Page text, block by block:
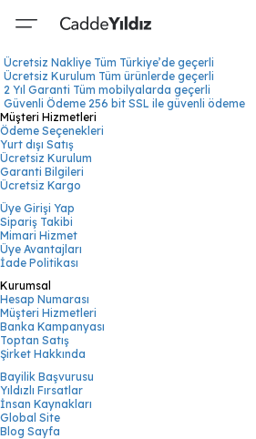
Ücretsiz Nakliye Tüm Türkiye’de geçerli
Ücretsiz Kurulum Tüm ürünlerde geçerli
2 Yıl Garanti Tüm mobilyalarda geçerli
Güvenli Ödeme 256 bit SSL ile güvenli ödeme
Müşteri Hizmetleri
Ödeme Seçenekleri
Yurt dışı Satış
Ücretsiz Kurulum
Garanti Bilgileri
Ücretsiz Kargo
Üye Girişi Yap
Sipariş Takibi
Mimari Hizmet
Üye Avantajları
İade Politikası
Kurumsal
Hesap Numarası
Müşteri Hizmetleri
Banka Kampanyası
Toptan Satış
Şirket Hakkında
Bayilik Başvurusu
Yıldızlı Fırsatlar
İnsan Kaynakları
Global Site
Blog Sayfa